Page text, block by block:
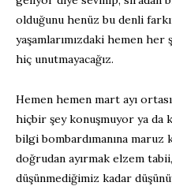
olduğunu henüz bu denli
yaşamlarımızdaki hemen
hiç unutmayacağız.
Hemen hemen mart ayı
hiçbir şey konuşmuyor ya da
bilgi bombardımanına maruz
doğrudan ayırmak elzem
düşünmediğimiz kadar